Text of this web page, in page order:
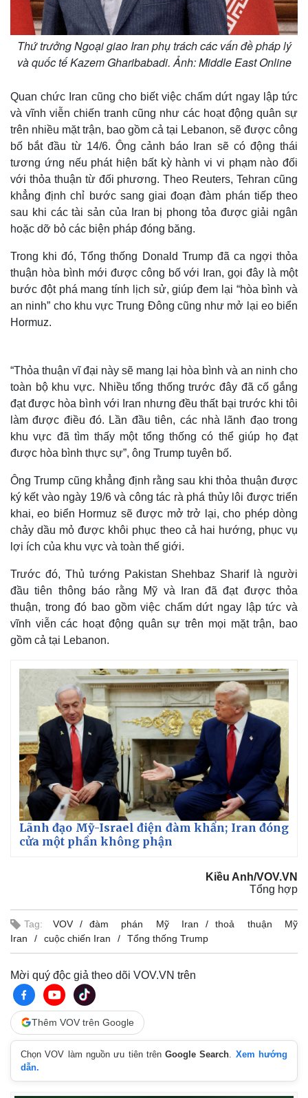
Thế giới
Quan sát
Hồ sơ
Multimedia
Video
E-Magazine
Infographic
Thứ trưởng Ngoại giao Iran phụ trách các vấn đề pháp lý
và quốc tế Kazem Gharibabadi. Ảnh: Middle East Online
Quan chức Iran cũng cho biết việc chấm dứt ngay lập tức
và vĩnh viễn chiến tranh cũng như các hoạt động quân sự
trên nhiều mặt trận, bao gồm cả tại Lebanon, sẽ được công
bố bắt đầu từ 14/6. Ông cảnh báo Iran sẽ có động thái
tương ứng nếu phát hiện bất kỳ hành vi vi phạm nào đối
với thỏa thuận từ đối phương. Theo Reuters, Tehran cũng
khẳng định chỉ bước sang giai đoạn đàm phán tiếp theo
sau khi các tài sản của Iran bị phong tỏa được giải ngân
hoặc dỡ bỏ các biện pháp đóng băng.
Trong khi đó, Tổng thống Donald Trump đã ca ngợi thỏa
thuận hòa bình mới được công bố với Iran, gọi đây là một
bước đột phá mang tính lịch sử, giúp đem lại “hòa bình và
an ninh” cho khu vực Trung Đông cũng như mở lại eo biển
Hormuz.
“Thỏa thuận vĩ đại này sẽ mang lại hòa bình và an ninh cho
toàn bộ khu vực. Nhiều tổng thống trước đây đã cố gắng
đạt được hòa bình với Iran nhưng đều thất bại trước khi tôi
làm được điều đó. Lần đầu tiên, các nhà lãnh đạo trong
khu vực đã tìm thấy một tổng thống có thể giúp họ đạt
được hòa bình thực sự”, ông Trump tuyên bố.
Ông Trump cũng khẳng định rằng sau khi thỏa thuận được
ký kết vào ngày 19/6 và công tác rà phá thủy lôi được triển
khai, eo biển Hormuz sẽ được mở trở lại, cho phép dòng
chảy dầu mỏ được khôi phục theo cả hai hướng, phục vụ
lợi ích của khu vực và toàn thế giới.
Trước đó, Thủ tướng Pakistan Shehbaz Sharif là người
đầu tiên thông báo rằng Mỹ và Iran đã đạt được thỏa
thuận, trong đó bao gồm việc chấm dứt ngay lập tức và
vĩnh viễn các hoạt động quân sự trên mọi mặt trận, bao
gồm cả tại Lebanon.
Lãnh đạo Mỹ-Israel điện đàm khẩn; Iran đóng
cửa một phần không phận
Kiều Anh/VOV.VN
Tổng hợp
Tag: VOV đàm phán Mỹ Iran
thoả thuận Mỹ
Iran
cuộc chiến Iran Tổng thống Trump
Mời quý độc giả theo dõi VOV.VN trên
Thêm VOV trên Google
Chọn VOV làm nguồn ưu tiên trênGoogle Search
Xem hướng
dẫn.